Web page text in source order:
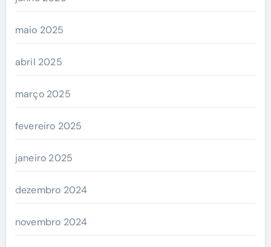
maio 2025
abril 2025
março 2025
fevereiro 2025
janeiro 2025
dezembro 2024
novembro 2024